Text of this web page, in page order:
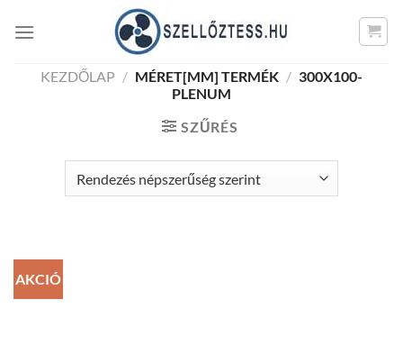
KEZDŐLAP / MÉRET[MM] TERMÉK / 300X100-
PLENUM
SZŰRÉS
AKCIÓ